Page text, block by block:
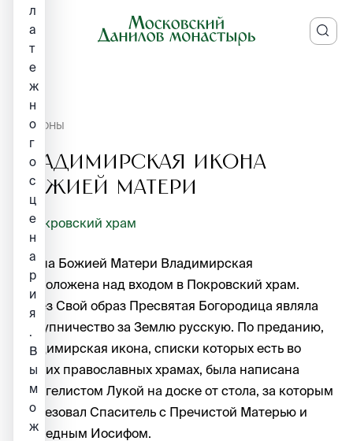
ИКОНЫ
Владимирская икона
Божией Матери
Покровский храм
Икона Божией Матери Владимирская
расположена над входом в Покровский храм.
Через Свой образ Пресвятая Богородица являла
заступничество за Землю русскую. По преданию,
Владимирская икона, списки которых есть во
многих православных храмах, была написана
Евангелистом Лукой на доске от стола, за которым
трапезовал Спаситель с Пречистой Матерью и
праведным Иосифом.
л
а
т
е
ж
н
о
г
о
с
ц
е
н
а
р
и
я
.
В
ы
м
о
ж